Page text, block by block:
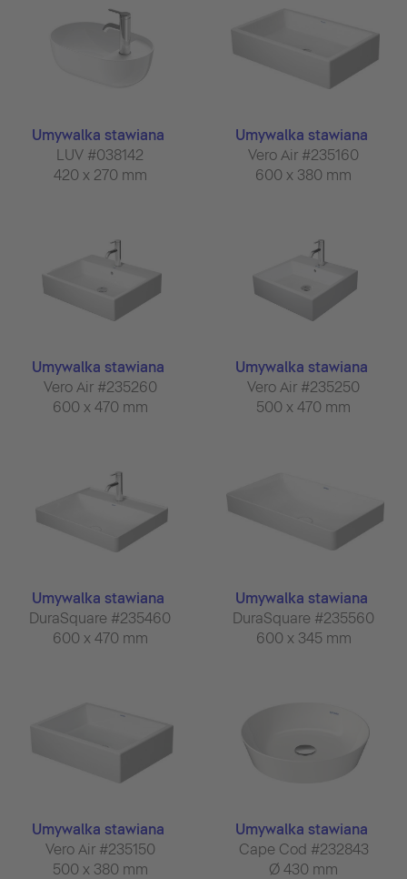
Umywalka stawiana
LUV #038142
420 x 270 mm
Umywalka stawiana
Vero Air #235160
600 x 380 mm
Umywalka stawiana
Vero Air #235260
600 x 470 mm
Umywalka stawiana
Vero Air #235250
500 x 470 mm
Umywalka stawiana
DuraSquare #235460
600 x 470 mm
Umywalka stawiana
DuraSquare #235560
600 x 345 mm
Umywalka stawiana
Vero Air #235150
500 x 380 mm
Umywalka stawiana
Cape Cod #232843
Ø 430 mm